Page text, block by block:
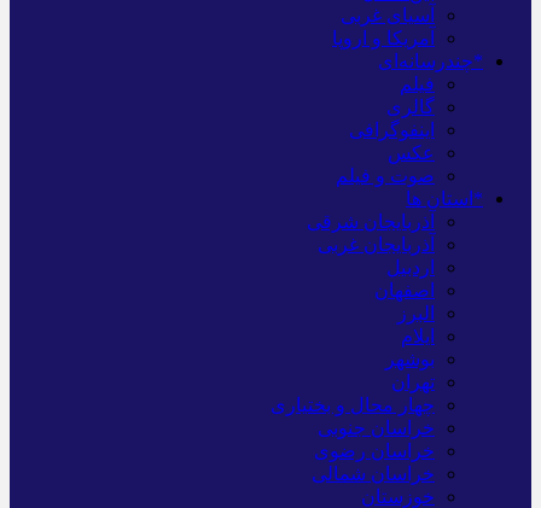
آسیای غربی
آمریکا و اروپا
*چندرسانه‌ای
فیلم
گالری
اینفوگرافی
عکس
صوت و فیلم
*استان ها
آذربایجان شرقی
آذربایجان غربی
اردبیل
اصفهان
البرز
ایلام
بوشهر
تهران
چهار محال و بختیاری
خراسان جنوبی
خراسان رضوی
خراسان شمالی
خوزستان